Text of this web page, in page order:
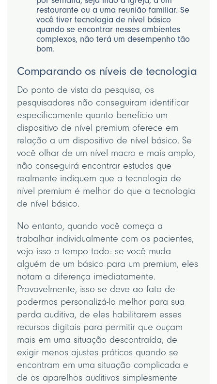
restaurante ou a uma reunião familiar. Se
você tiver tecnologia de nível básico
quando se encontrar nesses ambientes
complexos, não terá um desempenho tão
bom.
Comparando os níveis de tecnologia
Do ponto de vista da pesquisa, os
pesquisadores não conseguiram identificar
especificamente quanto benefício um
dispositivo de nível premium oferece em
relação a um dispositivo de nível básico. Se
você olhar de um nível macro e mais amplo,
não conseguirá encontrar estudos que
realmente indiquem que a tecnologia de
nível premium é melhor do que a tecnologia
de nível básico.
No entanto, quando você começa a
trabalhar individualmente com os pacientes,
vejo isso o tempo todo: se você muda
alguém de um básico para um premium, eles
notam a diferença imediatamente.
Provavelmente, isso se deve ao fato de
podermos personalizá-lo melhor para sua
perda auditiva, de eles habilitarem esses
recursos digitais para permitir que ouçam
mais em uma situação descontraída, de
exigir menos ajustes práticos quando se
encontram em uma situação complicada e
de os aparelhos auditivos simplesmente